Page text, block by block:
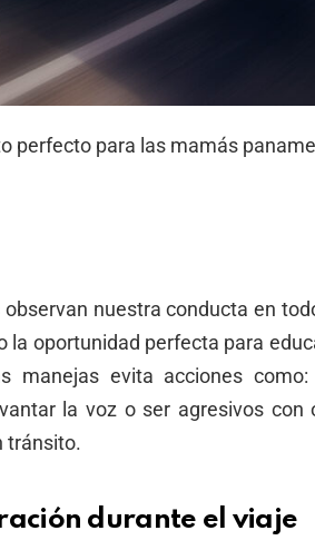
perfecto para las mamás
nuestra conducta en
la oportunidad perfecta para
manejas evita acciones
la voz o ser agresivos con
tránsito.
durante el viaje